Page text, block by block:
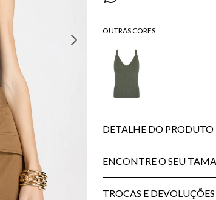
DETALHE DO PRODUTO
ENCONTRE O SEU
TROCAS E DEVOLUÇÕES